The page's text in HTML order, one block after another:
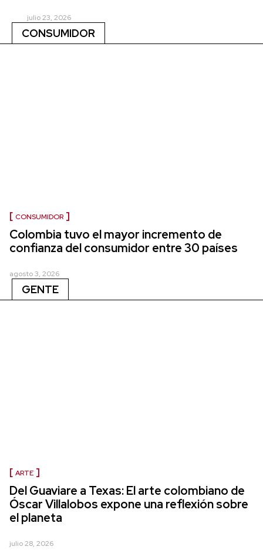
julio 23, 2026
CONSUMIDOR
CONSUMIDOR
Colombia tuvo el mayor incremento de
confianza del consumidor entre 30 países
agosto 3, 2026
GENTE
ARTE
Del Guaviare a Texas: El arte colombiano de
Óscar Villalobos expone una reflexión sobre
el planeta
julio 28, 2026